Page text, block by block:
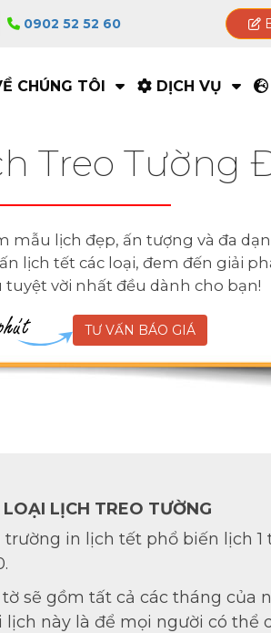
0902 52 52 60
CHÚNG TÔI DỊCH VỤ
Treo Tường
mẫu lịch đẹp, ấn tượng và đa
lịch tết các loại, đem đến giải
vời nhất đều dành cho bạn!
TƯ VẤN BÁO GIÁ
LỊCH TREO TƯỜNG
in lịch tết phổ biến lịch 1
tờ sẽ gồm tất cả các tháng của
lịch này là để mọi người có thể